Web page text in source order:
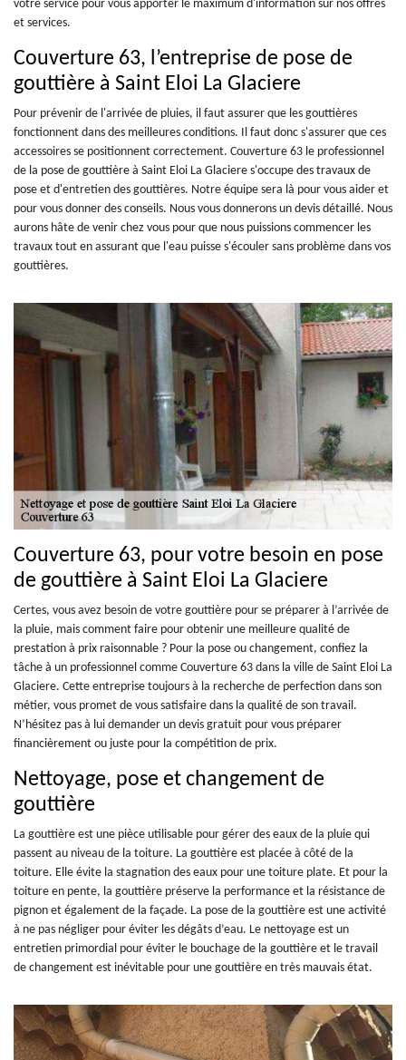
votre service pour vous apporter le maximum d'information sur nos offres
et services.
Couverture 63, l’entreprise de pose de
gouttière à Saint Eloi La Glaciere
Pour prévenir de l'arrivée de pluies, il faut assurer que les gouttières
fonctionnent dans des meilleures conditions. Il faut donc s'assurer que ces
accessoires se positionnent correctement. Couverture 63 le professionnel
de la pose de gouttière à Saint Eloi La Glaciere s'occupe des travaux de
pose et d'entretien des gouttières. Notre équipe sera là pour vous aider et
pour vous donner des conseils. Nous vous donnerons un devis détaillé. Nous
aurons hâte de venir chez vous pour que nous puissions commencer les
travaux tout en assurant que l'eau puisse s'écouler sans problème dans vos
gouttières.
Couverture 63, pour votre besoin en pose
de gouttière à Saint Eloi La Glaciere
Certes, vous avez besoin de votre gouttière pour se préparer à l’arrivée de
la pluie, mais comment faire pour obtenir une meilleure qualité de
prestation à prix raisonnable ? Pour la pose ou changement, confiez la
tâche à un professionnel comme Couverture 63 dans la ville de Saint Eloi La
Glaciere. Cette entreprise toujours à la recherche de perfection dans son
métier, vous promet de vous satisfaire dans la qualité de son travail.
N’hésitez pas à lui demander un devis gratuit pour vous préparer
financièrement ou juste pour la compétition de prix.
Nettoyage, pose et changement de
gouttière
La gouttière est une pièce utilisable pour gérer des eaux de la pluie qui
passent au niveau de la toiture. La gouttière est placée à côté de la
toiture. Elle évite la stagnation des eaux pour une toiture plate. Et pour la
toiture en pente, la gouttière préserve la performance et la résistance de
pignon et également de la façade. La pose de la gouttière est une activité
à ne pas négliger pour éviter les dégâts d’eau. Le nettoyage est un
entretien primordial pour éviter le bouchage de la gouttière et le travail
de changement est inévitable pour une gouttière en très mauvais état.